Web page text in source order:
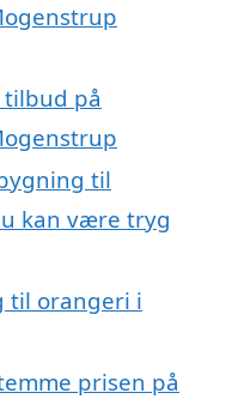
på
til
kan være tryg
til orangeri i
prisen på